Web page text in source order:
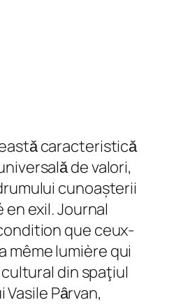
caracteristicǎ
de valori,
cunoașterii
en exil. Journal
condition que ceux-
même lumière qui
din spaţiul
Pȃrvan,